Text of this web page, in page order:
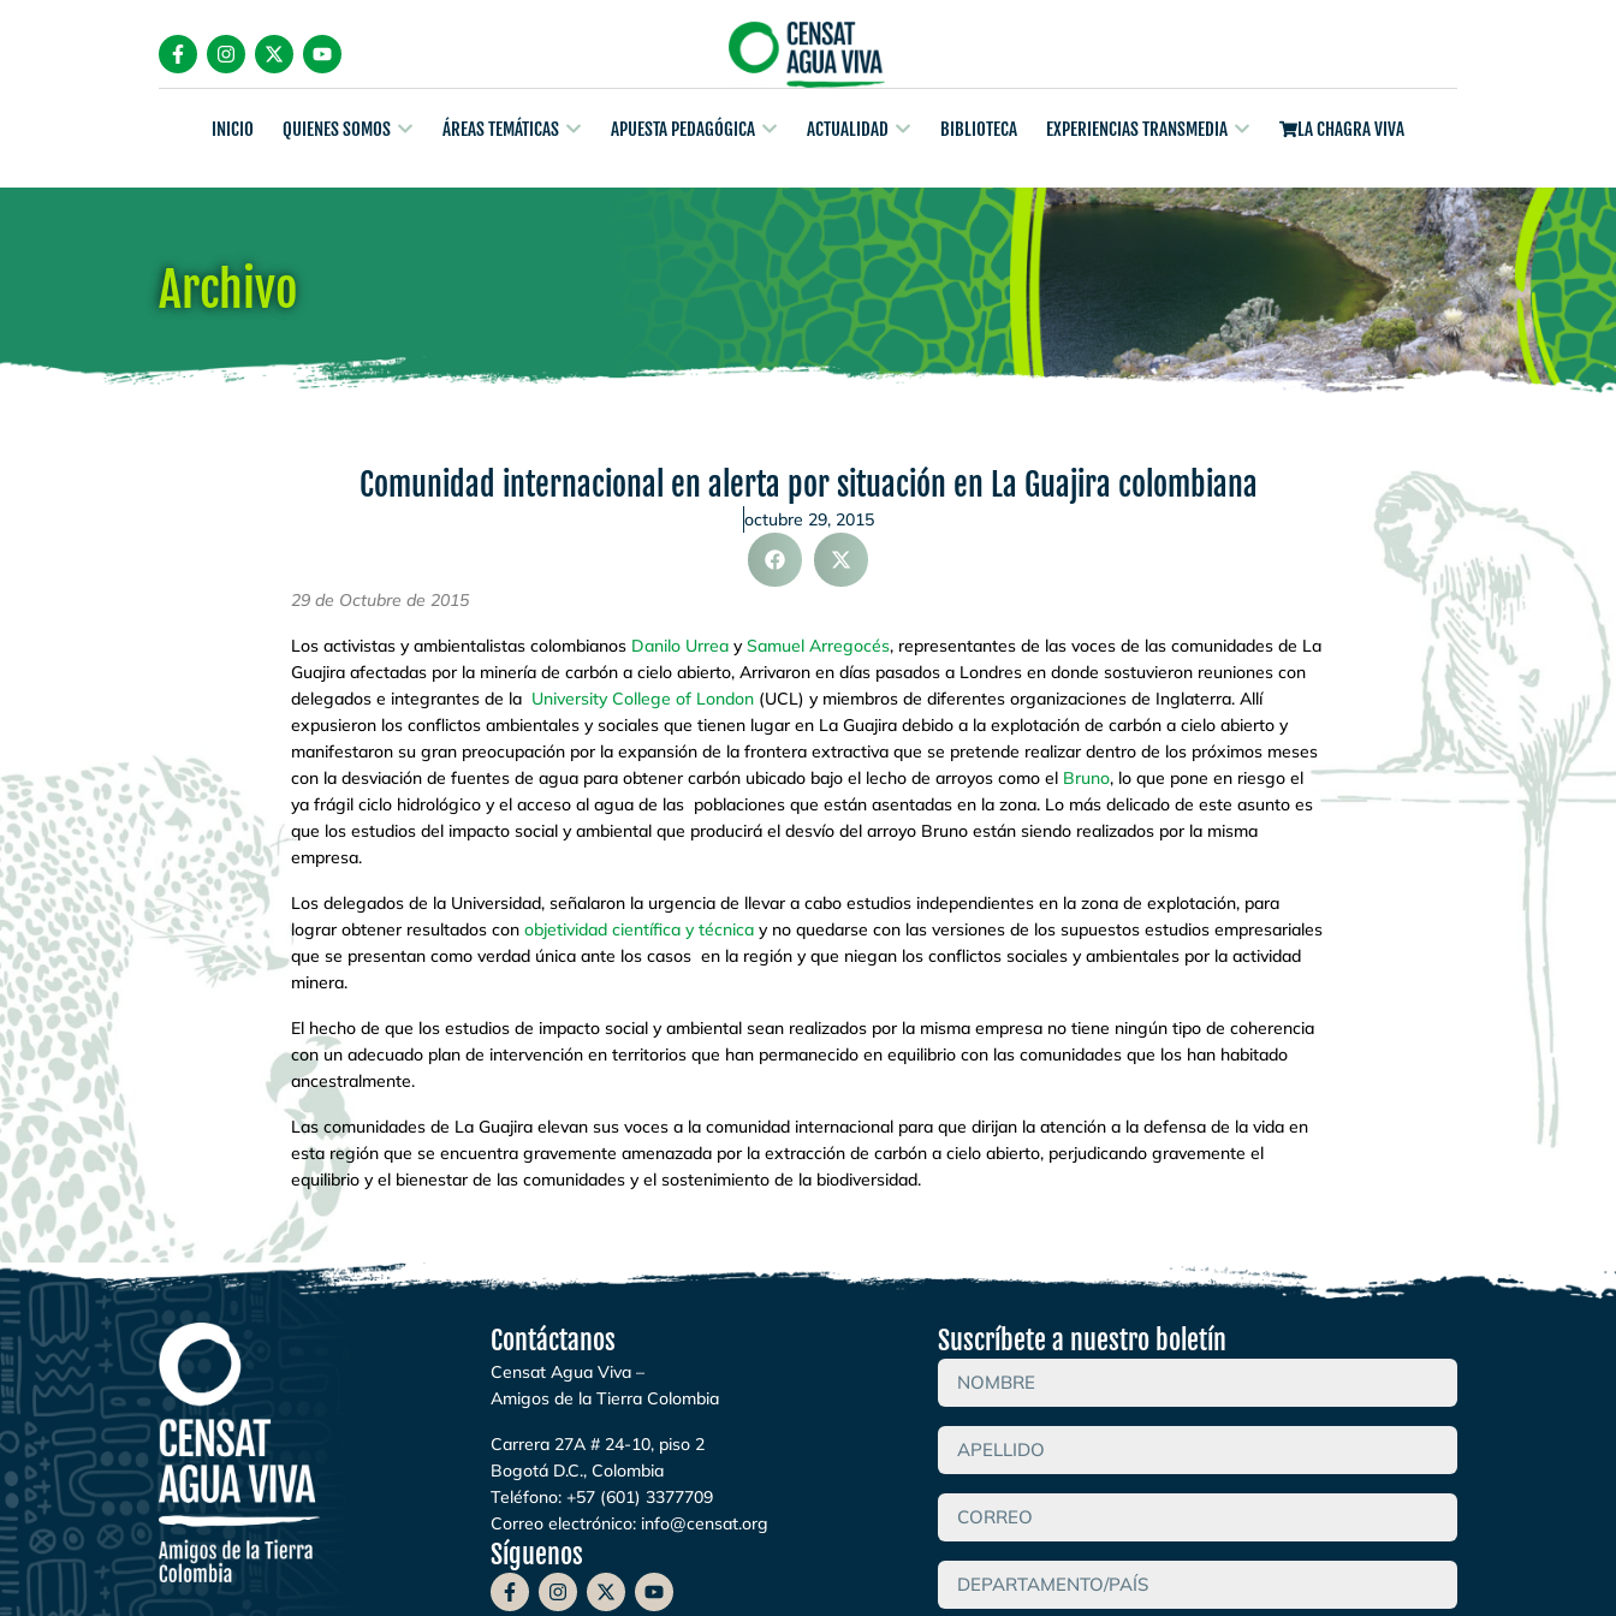
INICIO QUIENES SOMOS ÁREAS TEMÁTICAS APUESTA PEDAGÓGICA ACTUALIDAD BIBLIOTECA EXPERIENCIAS TRANSMEDIA LA CHAGRA VIVA
Archivo
Comunidad internacional en alerta por situación en La Guajira colombiana
octubre 29, 2015
29 de Octubre de 2015
Los activistas y ambientalistas colombianos Danilo Urrea ySamuel Arregocés, representantes de las voces de las comunidades de La
Guajira afectadas por la minería de carbón a cielo abierto, Arrivaron en días pasados a Londres en donde sostuvieron reuniones con
delegados e integrantes de la University College of London (UCL) y miembros de diferentes organizaciones de Inglaterra. Allí
expusieron los conflictos ambientales y sociales que tienen lugar en La Guajira debido a la explotación de carbón a cielo abierto y
manifestaron su gran preocupación por la expansión de la frontera extractiva que se pretende realizar dentro de los próximos meses
con la desviación de fuentes de agua para obtener carbón ubicado bajo el lecho de arroyos como el Bruno, lo que pone en riesgo el
ya frágil ciclo hidrológico y el acceso al agua de las poblaciones que están asentadas en la zona. Lo más delicado de este asunto es
que los estudios del impacto social y ambiental que producirá el desvío del arroyo Bruno están siendo realizados por la misma
empresa.
Los delegados de la Universidad, señalaron la urgencia de llevar a cabo estudios independientes en la zona de explotación, para
lograr obtener resultados con objetividad científica y técnica y no quedarse con las versiones de los supuestos estudios empresariales
que se presentan como verdad única ante los casos en la región y que niegan los conflictos sociales y ambientales por la actividad
minera.
El hecho de que los estudios de impacto social y ambiental sean realizados por la misma empresa no tiene ningún tipo de coherencia
con un adecuado plan de intervención en territorios que han permanecido en equilibrio con las comunidades que los han habitado
ancestralmente.
Las comunidades de La Guajira elevan sus voces a la comunidad internacional para que dirijan la atención a la defensa de la vida en
esta región que se encuentra gravemente amenazada por la extracción de carbón a cielo abierto, perjudicando gravemente el
equilibrio y el bienestar de las comunidades y el sostenimiento de la biodiversidad.
Contáctanos
Censat Agua Viva –
Amigos de la Tierra Colombia
Carrera 27A # 24-10, piso 2
Bogotá D.C., Colombia
Teléfono: +57 (601) 3377709
Correo electrónico: info@censat.org
Síguenos
Suscríbete a nuestro boletín